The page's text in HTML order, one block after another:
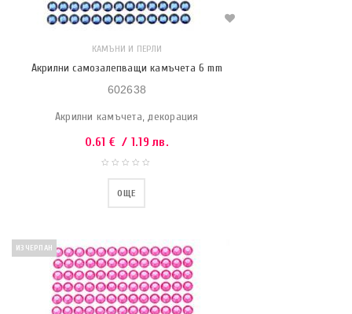
КАМЪНИ И ПЕРЛИ
Акрилни самозалепващи камъчета 6 mm
602638
Акрилни камъчета, декорация
0.61 € / 1.19 лв.
ОЩЕ
ИЗЧЕРПАН